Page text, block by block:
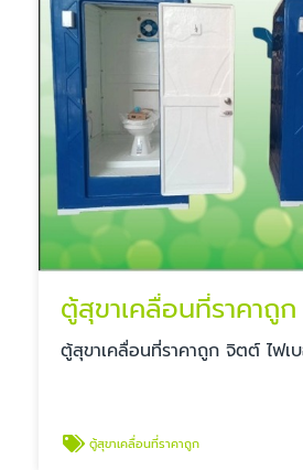
ตู้สุขาเคลื่อนที่ราคาถูก
ตู้สุขาเคลื่อนที่ราคาถูก จิตต์ ไฟเ
ตู้สุขาเคลื่อนที่ราคาถูก